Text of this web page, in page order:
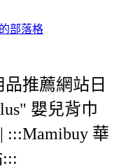
部落格
推薦網站日
嬰兒背巾
:::Mamibuy 華